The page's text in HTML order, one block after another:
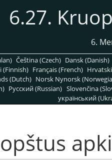
6.27.
6.
Čeština (Czech) Dansk (Danish)
(Finnish) Français (French)
(Dutch) Norsk Nynorsk
Pусский (Russian) Slovenčina
український